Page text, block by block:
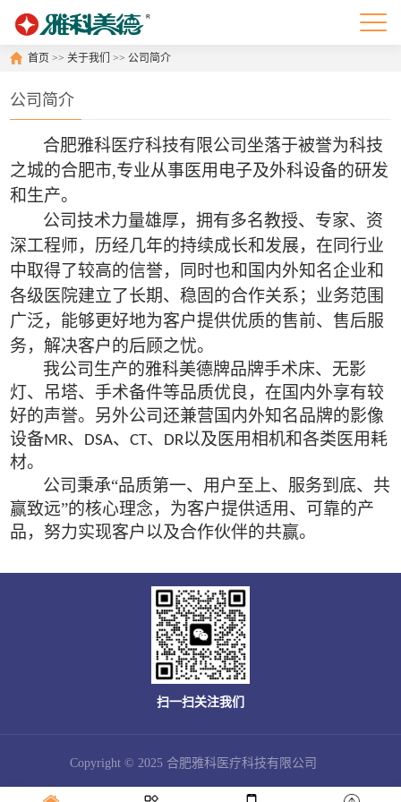
首页 >>关于我们 >>公司简介
公司简介
合肥雅科医疗科技有限公司 坐落于被誉为科技
之城的合肥市,专业从事医用电子及外科设备的研发
和生产。
公司技术力量雄厚，拥有多名教授、专家、资
深工程师， 历经几年的持续成长和发展，在同行业
中取得了较高的信誉，同时也和 国内外知名企业和
各级医院建立了长期、稳固的合作关系；业务范围
广泛， 能够更好地为客户提供优质的售前、售后服
务，解决客户的后顾之忧。
我公司 生产的雅科美德牌品牌手术床、无影
灯、吊塔、手术备件等品质优良，在国内外享有较
好的声誉。 另外公司还兼营 国内外知名品牌的影像
设备MR、 DSA、CT、 DR以及医用相机和各类医用耗
材。
公司秉承“品质第一、用户至上、服务到底、共
赢致远”的核心理念，为客户提供适用、可靠的产
品，努力实现客户以及合作伙伴的共赢。
扫一扫关注我们
Copyright © 2025 合肥雅科医疗科技有限公司